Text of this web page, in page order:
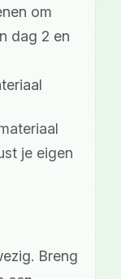
om
dag 2 en
je eigen
Breng